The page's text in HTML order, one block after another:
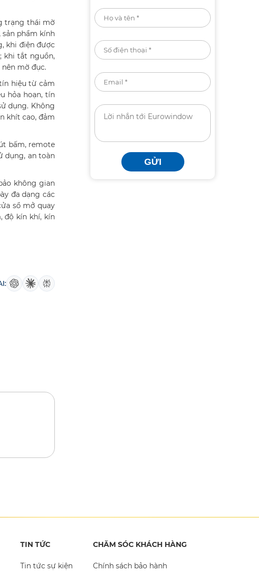
trạng thái mờ
phẩm kính
khi điện được
khi tắt nguồn,
mờ đục.
hiệu từ cảm
hỏa hoạn, tín
dụng. Không
khít cao, đảm
bấm, remote
dụng, an toàn
không gian
đa dạng các
sổ mở quay
độ kín khí, kín
GỬI
TIN TỨC
Tin tức sự kiện
CHĂM SÓC KHÁCH HÀNG
Chính sách bảo hành